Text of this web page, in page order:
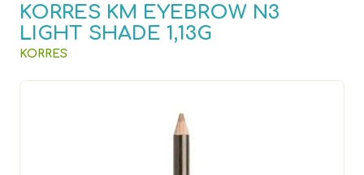
KORRES KM EYEBROW N3
LIGHT SHADE 1,13G
KORRES